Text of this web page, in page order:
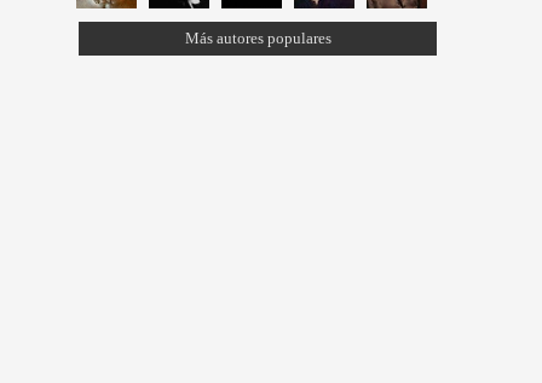
Más autores populares